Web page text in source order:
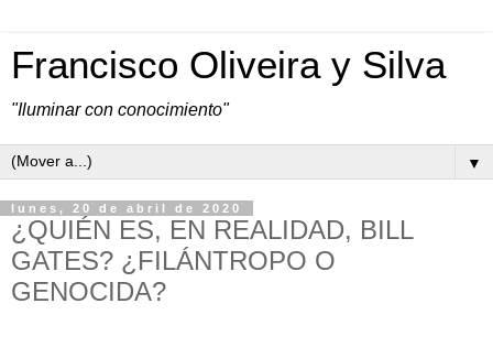
Francisco Oliveira y Silva
"Iluminar con conocimiento"
▼
lunes, 20 de abril de 2020
¿QUIÉN ES, EN REALIDAD, BILL
GATES? ¿FILÁNTROPO O
GENOCIDA?